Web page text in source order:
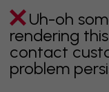
Uh-oh
rendering
contact
problem